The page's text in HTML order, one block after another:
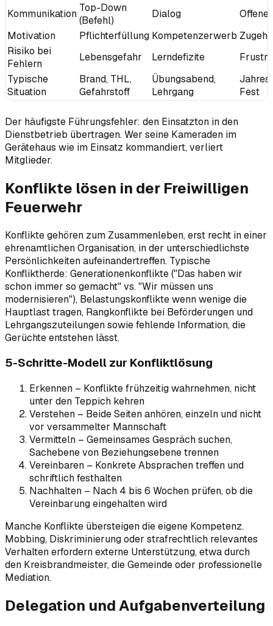
Kommunikation Top-Down
(Befehl)
Dialog
Offene
Motivation
Pflichterfüllung Kompetenzerwerb
Risiko bei
Fehlern
Lebensgefahr Lerndefizite
Typische
Situation
Brand, THL,
Gefahrstoff
Übungsabend,
Lehrgang
Fest
Der häufigste Führungsfehler: den Einsatzton in den
Dienstbetrieb übertragen. Wer seine Kameraden im
Gerätehaus wie im Einsatz kommandiert, verliert
Mitglieder.
Konflikte lösen in der Freiwilligen
Feuerwehr
Konflikte gehören zum Zusammenleben, erst recht in einer
ehrenamtlichen Organisation, in der unterschiedlichste
Persönlichkeiten aufeinandertreffen. Typische
Konfliktherde: Generationenkonflikte ("Das haben wir
schon immer so gemacht" vs. "Wir müssen uns
modernisieren"), Belastungskonflikte wenn wenige die
Hauptlast tragen, Rangkonflikte bei Beförderungen und
Lehrgangszuteilungen sowie fehlende Information, die
Gerüchte entstehen lässt.
5-Schritte-Modell zur Konfliktlösung
Erkennen – Konflikte frühzeitig wahrnehmen, nicht
unter den Teppich kehren
Verstehen – Beide Seiten anhören, einzeln und nicht
vor versammelter Mannschaft
Vermitteln – Gemeinsames Gespräch suchen,
Sachebene von Beziehungsebene trennen
Vereinbaren – Konkrete Absprachen treffen und
schriftlich festhalten
Nachhalten – Nach 4 bis 6 Wochen prüfen, ob die
Vereinbarung eingehalten wird
Manche Konflikte übersteigen die eigene Kompetenz.
Mobbing, Diskriminierung oder strafrechtlich relevantes
Verhalten erfordern externe Unterstützung, etwa durch
den Kreisbrandmeister, die Gemeinde oder professionelle
Mediation.
Delegation und Aufgabenverteilung